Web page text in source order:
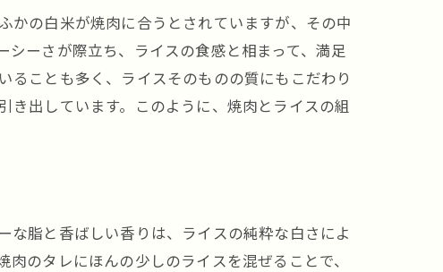
せ
味
かの白米が焼肉に合うとされていますが、その中
ーさが際立ち、ライスの食感と相まって、満足
ことも多く、ライスそのものの質にもこだわり
出しています。このように、焼肉とライスの組
脂と香ばしい香りは、ライスの純粋な白さによ
のタレにほんの少しのライスを混ぜることで、